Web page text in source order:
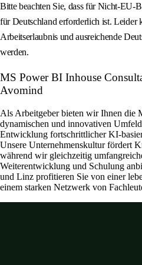
Bitte beachten Sie, dass für Nicht-EU-
für Deutschland erforderlich ist. Leider
Arbeitserlaubnis und ausreichende
werden.
MS Power BI Inhouse
Avomind
Als Arbeitgeber bieten wir Ihnen die
dynamischen und innovativen
Entwicklung fortschrittlicher KI-
Unsere Unternehmenskultur fördert
während wir gleichzeitig
Weiterentwicklung und Schulung
und Linz profitieren Sie von einer
einem starken Netzwerk von